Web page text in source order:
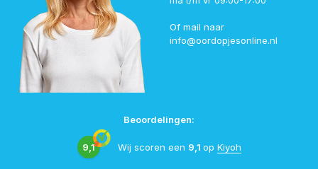
Of mail naar
info@oordopjesonline.nl
Beoordelingen:
9,1 Wij scoren een 9,1 op Kiyoh